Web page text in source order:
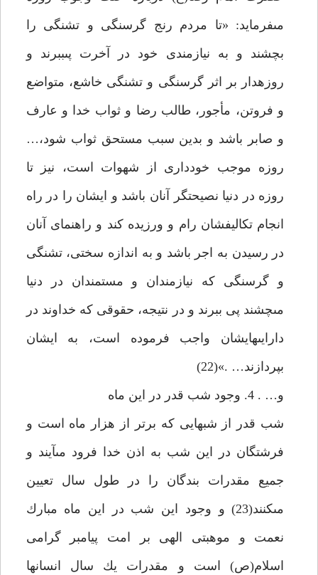
مى‏فرمايد: «تا مردم رنج گرسنگى و تشنگى را
بچشند و به نيازمندى خود در آخرت پى‏ببرند و
روزه‏دار بر اثر گرسنگى و تشنگى خاشع، متواضع
و فروتن، مأجور، طالب رضا و ثواب خدا و عارف
و صابر باشد و بدين سبب مستحق ثواب شود،…
روزه موجب خوددارى از شهوات است، نيز تا
روزه در دنيا نصيحت‏گر آنان باشد و ايشان را در راه
انجام تكاليفشان رام و ورزيده كند و راهنماى آنان
در رسيدن به اجر باشد و به اندازه سختى، تشنگى
و گرسنگى كه نيازمندان و مستمندان در دنيا
مى‏چشند پى ببرند و در نتيجه، حقوقى كه خداوند در
دارايى‏هايشان واجب فرموده است، به ايشان
بپردازند… .»(22)
و… . 4. وجود شب قدر در اين ماه‏
شب قدر از شب‏هايى كه برتر از هزار ماه است و
فرشتگان در اين شب به اذن خدا فرود مى‏آيند و
جميع مقدرات بندگان را در طول سال تعيين
مى‏كنند(23) و وجود اين شب در اين ماه مبارك
نعمت و موهبتى الهى بر امت پيامبر گرامى
اسلام(ص) است و مقدرات يك سال انسان‏ها